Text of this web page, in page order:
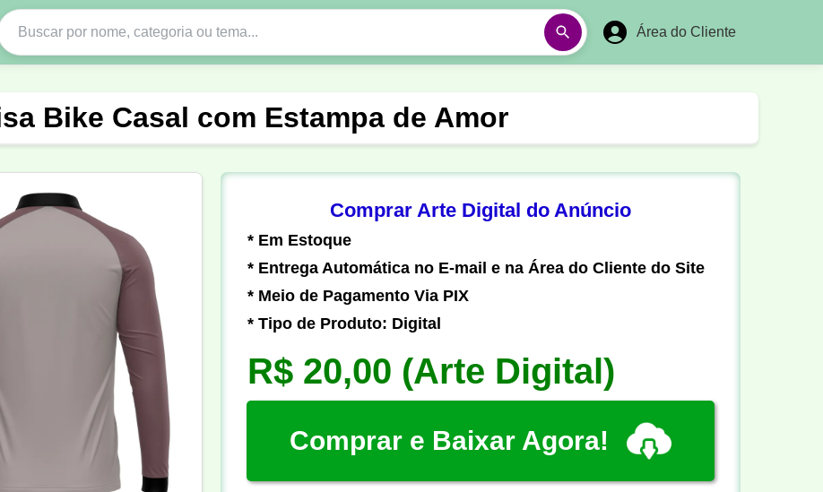
Área do Cliente
Católica Vôlei Futebol Amador Pesca
Pedagogia Biologia Geografia História Matemática
Bike Casal com Estampa de Amor
Comprar Arte Digital do Anúncio
* Em Estoque
* Entrega Automática no E-mail e na Área do Cliente do Site
* Meio de Pagamento Via PIX
* Tipo de Produto: Digital
R$ 20,00 (Arte Digital)
Comprar e Baixar Agora!